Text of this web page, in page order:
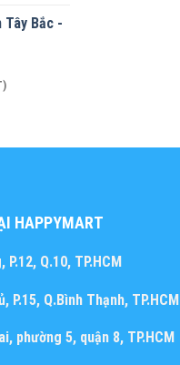
Tây Bắc -
HAPPYMART
Q.10, TP.HCM
P.15, Q.Bình Thạnh, TP.HCM
phường 5, quận 8, TP.HCM